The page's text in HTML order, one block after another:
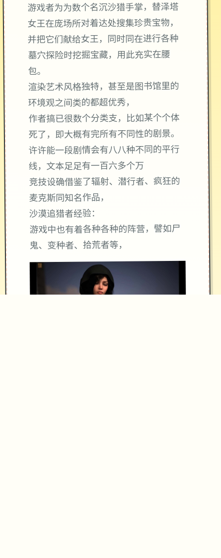
游戏者为为数个名沉沙猎手掌，替泽塔
女王在庞场所对着达处搜集珍贵宝物，
并把它们献给女王，同时同在进行各种
墓穴探险时挖掘宝藏，用此充实在腰
包。
渲染艺术风格独特，甚至是图书馆里的
环境观之间类的都超优秀，
作者搞已很数个分类支，比如某个个体
死了，即大概有完所有不同性的剧景。
许许能一段剧情会有八八种不同的平行
线，文本足足有一百六多个万
竞技设确借鉴了辐射、潜行者、疯狂的
麦克斯同知名作品，
沙漠追猎者经验：
游戏中也有着各种各种的阵营，譬如尸
鬼、变种者、拾荒者等，